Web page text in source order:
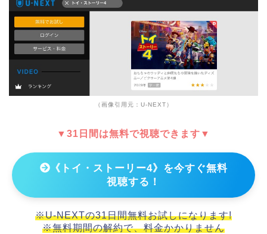
（画像引用元：U-NEXT）
▼31日間は無料で視聴できます▼
《トイ・ストーリー4》を今すぐ無料
視聴する！
※U-NEXTの31日間無料お試しになります!
※無料期間の解約で、料金かかりません